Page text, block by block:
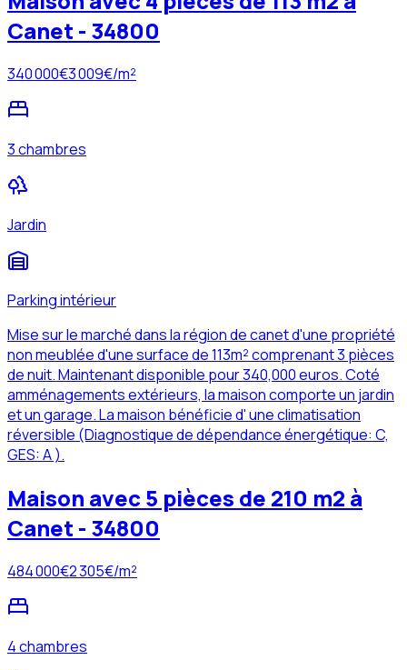
Canet - 34800
340 000€3 009€/m²
3 chambres
Jardin
Parking intérieur
Mise sur le marché dans la région de canet d'une propriété
non meublée d'une surface de 113m² comprenant 3 pièces
de nuit. Maintenant disponible pour 340,000 euros. Coté
amménagements extérieurs, la maison comporte un jardin
et un garage. La maison bénéficie d' une climatisation
réversible (Diagnostique de dépendance énergétique: C,
GES: A ).
Maison avec 5 pièces de 210 m2 à
Canet - 34800
484 000€2 305€/m²
4 chambres